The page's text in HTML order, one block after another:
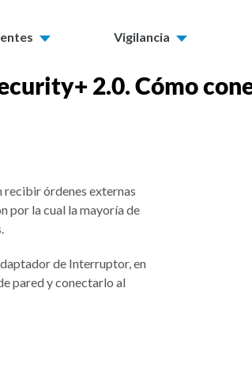
Vigilancia
2.0. Cómo
recibir órdenes externas
por la cual la mayoría de
de Interruptor, en
pared y conectarlo al